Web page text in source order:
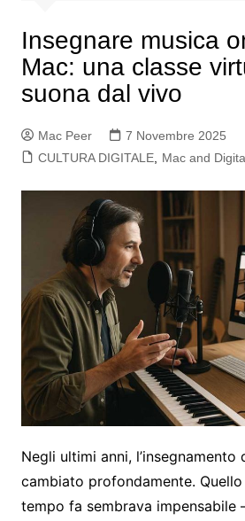
Insegnare musica
Mac: una classe
suona dal vivo
Mac Peer
7 Novembre 2025
CULTURA DIGITALE, Mac and
Negli ultimi anni, l’insegnamento
cambiato profondamente.
tempo fa sembrava impensabile